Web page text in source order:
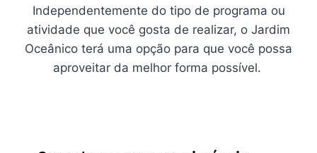
Independentemente do tipo de programa ou
atividade que você gosta de realizar, o Jardim
Oceânico terá uma opção para que você possa
aproveitar da melhor forma possível.